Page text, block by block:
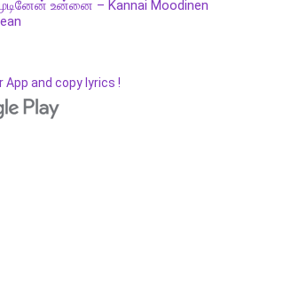
உன்னை – Kannai Moodinen
and copy lyrics !